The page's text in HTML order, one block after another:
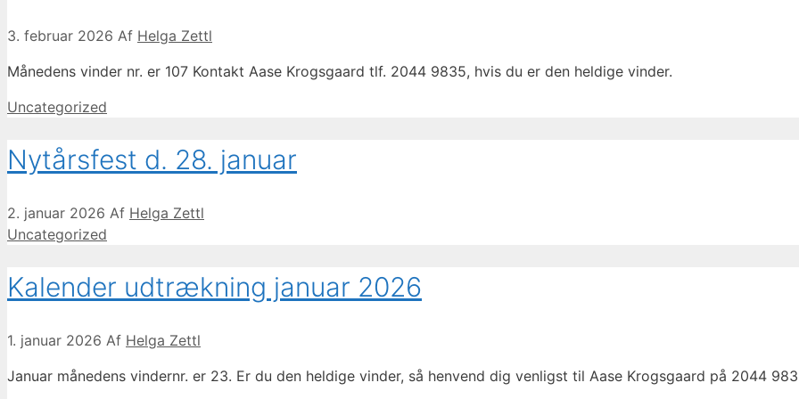
3. februar 2026 Af Helga Zettl
Månedens vinder nr. er 107 Kontakt Aase Krogsgaard tlf. 2044 9835, hvis du er den heldige vinder.
Kategorier
Uncategorized
Nytårsfest d. 28. januar
2. januar 2026 Af Helga Zettl
Kategorier
Uncategorized
Kalender udtrækning januar 2026
1. januar 2026 Af Helga Zettl
Januar månedens vindernr. er 23. Er du den heldige vinder, så henvend dig venligst til Aase Krogsgaard på 2044